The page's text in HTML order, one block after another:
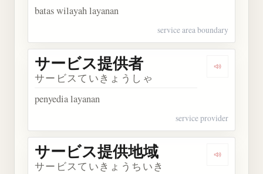
batas wilayah layanan
service area boundary
Dengarkan
サービス提供者
サービスていきょうしゃ
penyedia layanan
service provider
Dengarkan
サービス提供地域
サービスていきょうちいき